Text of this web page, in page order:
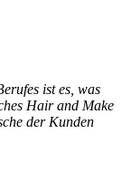
ist es, was
Hair and Make
der Kunden